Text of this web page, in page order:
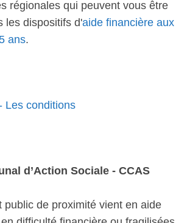
régionales qui peuvent vous être
les dispositifs d'aide financière aux
ans.
Les conditions
d’Action Sociale - CCAS
public de proximité vient en aide